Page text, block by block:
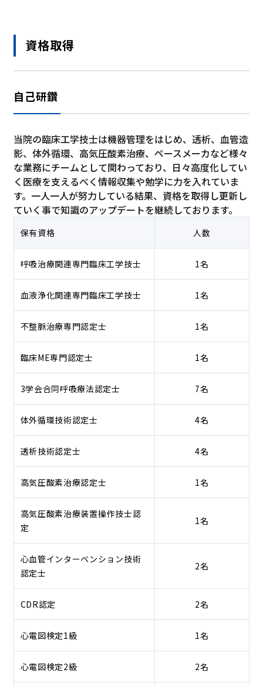
資格取得
自己研鑽
当院の臨床工学技士は機器管理をはじめ、透析、血管造
影、体外循環、高気圧酸素治療、ペースメーカなど様々
な業務にチームとして関わっており、日々高度化してい
く医療を支えるべく情報収集や勉学に力を入れていま
す。一人一人が努力している結果、資格を取得し更新し
ていく事で知識のアップデートを継続しております。
保有資格 人数
呼吸治療関連専門臨床工学技士 1名
血液浄化関連専門臨床工学技士 1名
不整脈治療専門認定士 1名
臨床ME専門認定士 1名
3学会合同呼吸療法認定士 7名
体外循環技術認定士 4名
透析技術認定士 4名
高気圧酸素治療認定士 1名
高気圧酸素治療装置操作技士認
定
1名
心血管インターベンション技術
認定士
2名
CDR認定 2名
心電図検定1級 1名
心電図検定2級 2名